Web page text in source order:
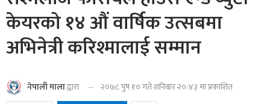
केयरको १४ औं वार्षिक उत्सबमा
अभिनेत्री करिश्मालाई सम्मान
नेपाली मालाद्वारा २०७८ पुष १० गते शनिबार २०:४३ मा प्रकाशित